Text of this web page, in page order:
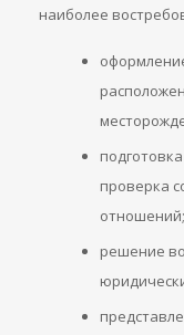
наиболее
проверка
отношений;
решение